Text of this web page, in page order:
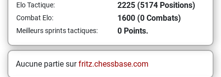
Elo Tactique: 2225 (5174 Positions)
Combat Elo: 1600 (0 Combats)
Meilleurs sprints tactiques: 0 Points.
Aucune partie surfritz.chessbase.com